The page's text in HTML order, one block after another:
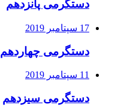
دستگرمی پانزدهم
17 سپتامبر 2019
دستگرمی چهاردهم
11 سپتامبر 2019
دستگرمی سیزدهم